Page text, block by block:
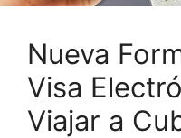
Nueva
Visa
Viajar a